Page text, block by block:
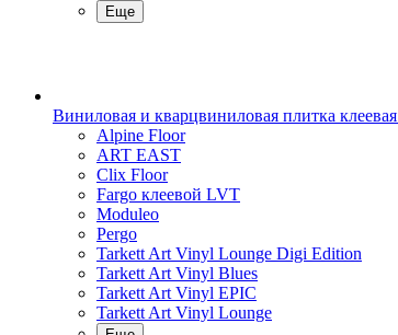
Еще
Виниловая и кварцвиниловая плитка клеевая
Alpine Floor
ART EAST
Clix Floor
Fargo клеевой LVT
Moduleo
Pergo
Tarkett Art Vinyl Lounge Digi Edition
Tarkett Art Vinyl Blues
Tarkett Art Vinyl EPIC
Tarkett Art Vinyl Lounge